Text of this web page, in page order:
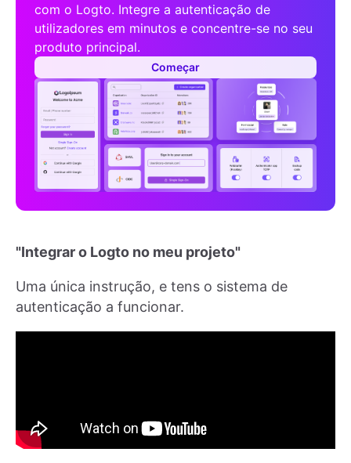
com o Logto. Integre a autenticação de
utilizadores em minutos e concentre-se no seu
produto principal.
Começar
"Integrar o Logto no meu projeto"
Uma única instrução, e tens o sistema de
autenticação a funcionar.